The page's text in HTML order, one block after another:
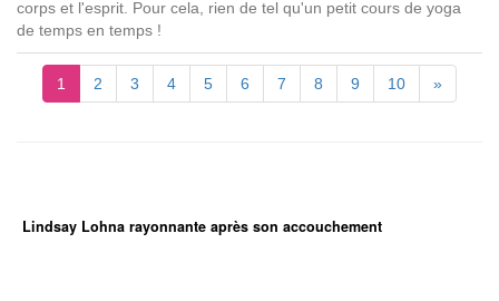
corps et l'esprit. Pour cela, rien de tel qu'un petit cours de yoga
de temps en temps !
1 2 3 4 5 6 7 8 9 10 »
Lindsay Lohna rayonnante après son accouchement